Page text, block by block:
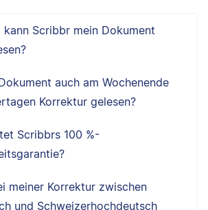
kann Scribbr mein Dokument
auch am Wochenende
Korrektur gelesen?
Scribbrs 100 %-
meiner Korrektur zwischen
und Schweizerhochdeutsch